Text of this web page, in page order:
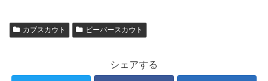
カブスカウト ビーバースカウト
シェアする